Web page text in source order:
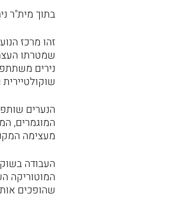
בתוך מית"ר
נירים
הנערים
המוגמרים,
מעצימה
העבודה
המוטוריקה
שהופכים